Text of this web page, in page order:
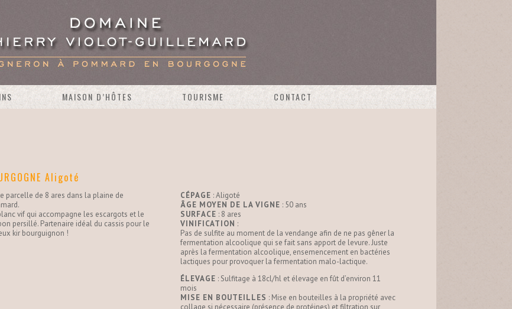
MAISON D’HÔTES TOURISME
CONTACT
Aligoté
parcelle de 8 ares dans la plaine de
vif qui accompagne les escargots et le
persillé. Partenaire idéal du cassis pour le
kir bourguignon !
CÉPAGE : Aligoté
ÂGE MOYEN DE LA VIGNE : 50 ans
SURFACE : 8 ares
VINIFICATION :
Pas de sulfite au moment de la vendange afin de ne pas gêner la
fermentation alcoolique qui se fait sans apport de levure. Juste
après la fermentation alcoolique, ensemencement en bactéries
lactiques pour provoquer la fermentation malo-lactique.
ÉLEVAGE : Sulfitage à 18cl/hl et élevage en fût d’environ 11
mois
MISE EN BOUTEILLES : Mise en bouteilles à la propriété avec
collage si nécessaire (présence de protéines) et filtration sur